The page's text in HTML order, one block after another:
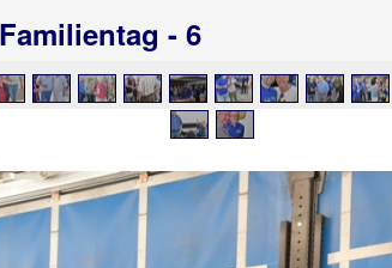
- 6